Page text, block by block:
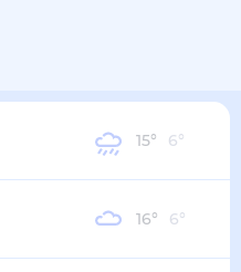
15° 6°
16° 6°